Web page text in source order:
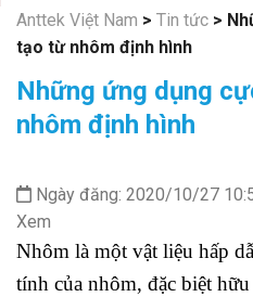
Anttek Việt Nam > Tin tức >
tạo từ nhôm định hình
Những ứng dụng
nhôm định hình
Ngày đăng: 2020/10/27
Xem
Nhôm là một vật liệu hấp
tính của nhôm, đặc biệt